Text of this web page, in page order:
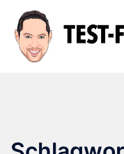
Inhalt
springen